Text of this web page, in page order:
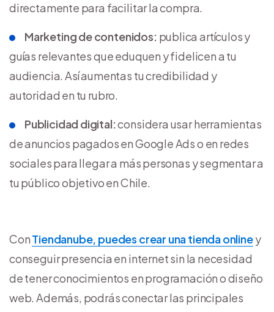
directamente para facilitar la compra.
Marketing de contenidos: publica artículos y
guías relevantes que eduquen y fidelicen a tu
audiencia. Así aumentas tu credibilidad y
autoridad en tu rubro.
Publicidad digital:considera usar herramientas
de anuncios pagados en Google Ads o en redes
sociales para llegar a más personas y segmentar a
tu público objetivo en Chile.
ConTiendanube, puedes crear una tienda onliney
conseguir presencia en internet sin la necesidad
de tener conocimientos en programación o diseño
web. Además, podrás conectar las principales